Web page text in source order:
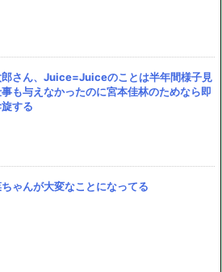
郎さん、Juice=Juiceのことは半年間様子見
も与えなかったのに宮本佳林のためなら即
する
ゃんが大変なことになってる